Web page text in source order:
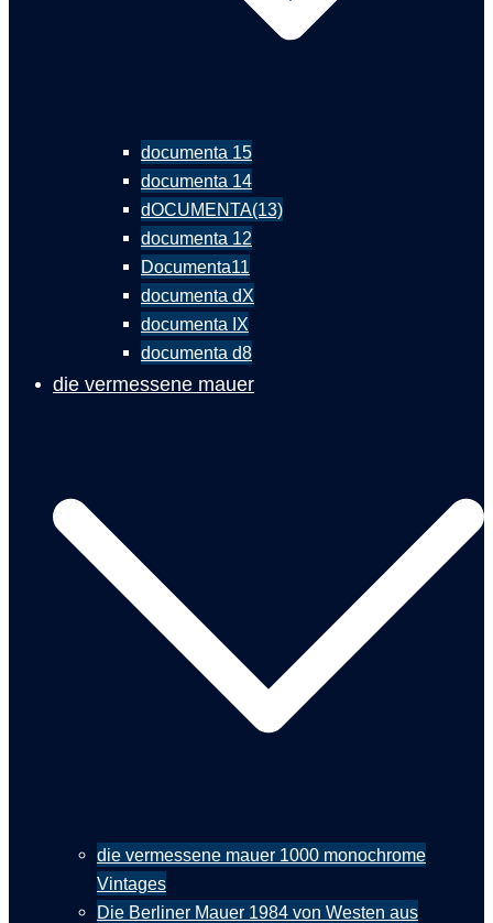
documenta 15
documenta 14
dOCUMENTA(13)
documenta 12
Documenta11
documenta dX
documenta IX
documenta d8
die vermessene mauer
die vermessene mauer 1000 monochrome
Vintages
Die Berliner Mauer 1984 von Westen aus